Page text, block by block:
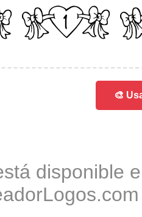
🎨
disponible